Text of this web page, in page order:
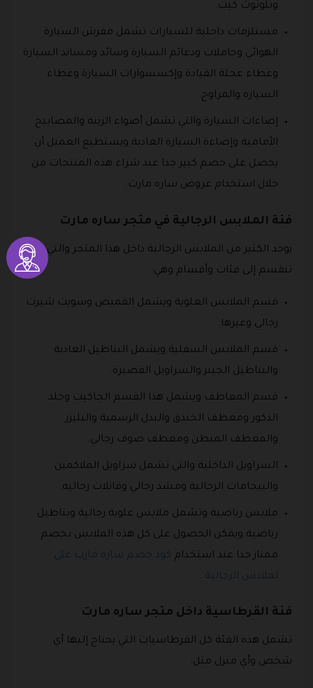
وبلوتوث كيت.
مستلزمات داخلية للسيارات تشمل مفرش السيارة
الهوائي وحاملات ودعائم السيارة وسائد ومساند السيارة
وغطاء عجلة القيادة وإكسسوارات السيارة وغطاء
السياره والمراوح.
إضاءات السيارة والتي تشمل أضواء الزينة والمصابيح
الأمامية وإضاءة السيارة العادية ويستطيع العميل أن
يحصل على خصم كبير جدا عند شراء هذه المنتجات من
خلال استخدام عروض ساره مارت.
فئة الملابس الرجالية في متجر ساره مارت
يوجد الكثير من الملابس الرجالية داخل هذا المتجر والتي
تنقسم إلى فئات وأقسام وهي:
قسم الملابس العلوية ويشمل القميص وسويت شيرت
رجالي وغيرها.
قسم الملابس السفلية ويشمل البناطيل العادية
والبناطيل الجينز والسراويل القصيرة.
قسم المعاطف ويشمل هذا القسم الجاكيت وجلد
الذكور ومعطف الخندق والبدل الرسمية والبليزر
والمعطف المبطن ومعطف صوف رجالي.
السراويل الداخلية والتي تشمل سراويل الملاكمين
والبيجامات الرجالية ومشد رجالي وفانلات رجاليه.
ملابس رياضية وتشمل ملابس علوية رجالية وبناطيل
رياضية ويمكن الحصول على كل هذه الملابس بخصم
ممتاز جدا عند استخدام كود خصم ساره مارت علي
لملابس الرجالية .
فئة القرطاسية داخل متجر ساره مارت
تشمل هذه الفئة كل القرطاسيات التي يحتاج إليها أي
شخص وأي منزل مثل: